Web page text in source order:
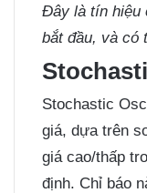
Đây là tín hiệu
bắt đầu, và có
Stochastic
giá, dựa trên
giá cao/thấp
định. Chỉ báo